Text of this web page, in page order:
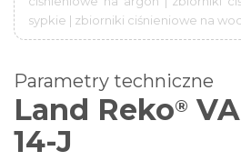
sypkie | zbiorniki ciśnieniowe na
Parametry techniczne
Land Reko®
14-J